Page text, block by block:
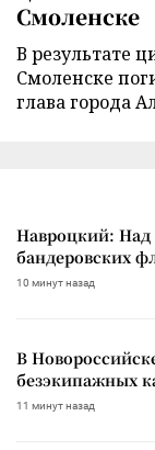
Смоленске
В результате
Смоленске
глава города
Навроцкий:
бандеровских
10 минут назад
В
безэкипажных
11 минут назад